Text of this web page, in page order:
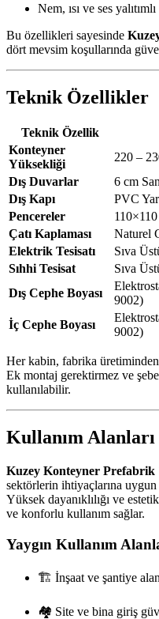
Nem, ısı ve ses
Bu özellikleri sayesinde
dört mevsim koşullarında
Teknik Özellikler
Teknik Özellik
Konteyner
Yüksekliği
220 –
Dış Duvarlar
6 cm
Dış Kapı
PVC
Pencereler
110×110
Çatı Kaplaması
Naturel
Elektrik Tesisatı
Sıva
Sıhhi Tesisat
Sıva
Dış Cephe Boyası
9002)
İç Cephe Boyası
9002)
Her kabin, fabrika üretiminden
Ek montaj gerektirmez ve
kullanılabilir.
Kullanım Alanları
Kuzey Konteyner Prefabrik
sektörlerin ihtiyaçlarına
Yüksek dayanıklılığı ve
ve konforlu kullanım sağlar.
Yaygın Kullanım
🏗️ İnşaat ve şantiye
🏘️ Site ve bina giriş